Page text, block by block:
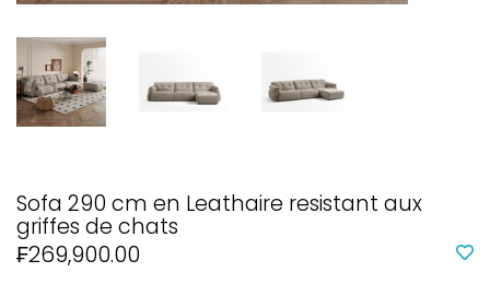
Sofa 290 cm en Leathaire resistant aux
griffes de chats
₣269,900.00